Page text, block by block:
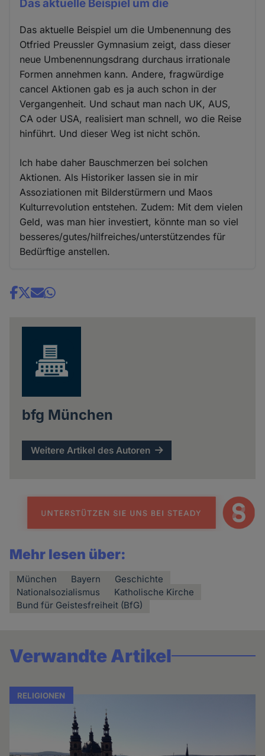
Das aktuelle Beispiel um die
Das aktuelle Beispiel um die Umbenennung des
Otfried Preussler Gymnasium zeigt, dass dieser
neue Umbenennungsdrang durchaus irrationale
Formen annehmen kann. Andere, fragwürdige
cancel Aktionen gab es ja auch schon in der
Vergangenheit. Und schaut man nach UK, AUS,
CA oder USA, realisiert man schnell, wo die Reise
hinführt. Und dieser Weg ist nicht schön.
Ich habe daher Bauschmerzen bei solchen
Aktionen. Als Historiker lassen sie in mir
Assoziationen mit Bilderstürmern und Maos
Kulturrevolution entstehen. Zudem: Mit dem vielen
Geld, was man hier investiert, könnte man so viel
besseres/gutes/hilfreiches/unterstützendes für
Bedürftige anstellen.
Share
bfg München
Weitere Artikel des Autoren
Mehr lesen über:
München Bayern
Geschichte
Nationalsozialismus
Katholische Kirche
Bund für Geistesfreiheit (BfG)
Verwandte Artikel
RELIGIONEN